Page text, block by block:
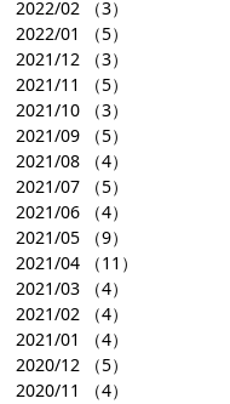
2022/02 （3）
2022/01
（5）
2021/12 （3）
2021/11
（5）
2021/10 （3）
2021/09 （5）
2021/08 （4）
2021/07 （5）
2021/06 （4）
2021/05 （9）
2021/04 （11）
2021/03 （4）
2021/02 （4）
2021/01
（4）
2020/12 （5）
2020/11
（4）